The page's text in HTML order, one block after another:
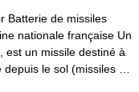
Batterie de missiles
nationale française Un
est un missile destiné à
le sol (missiles …